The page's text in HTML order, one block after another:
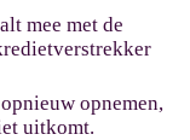
mee met de
opnemen,
uitkomt.